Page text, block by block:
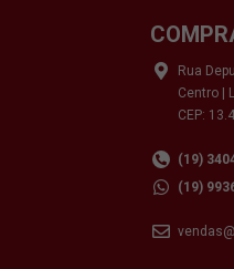
Rua
Centro |
CEP:
(19)
(19)